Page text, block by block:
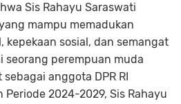
Sis Rahayu Saraswati
mampu memadukan
kepekaan sosial, dan semangat
seorang perempuan muda
anggota DPR RI
Periode 2024-2029, Sis Rahayu